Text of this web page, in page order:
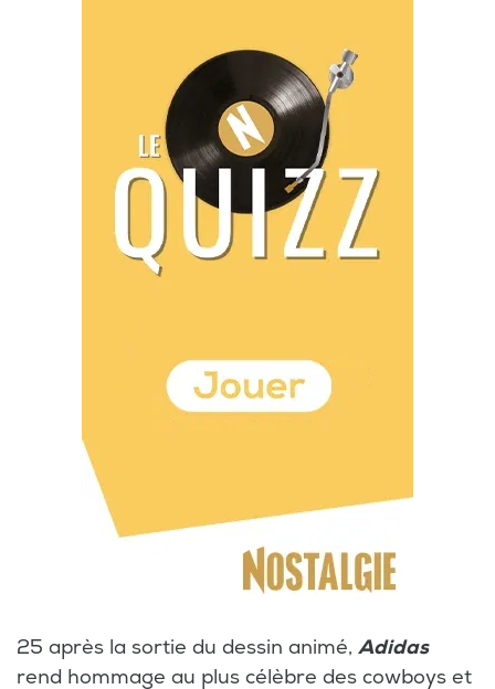
25 après la sortie du dessin animé, Adidas
rend hommage au plus célèbre des cowboys et